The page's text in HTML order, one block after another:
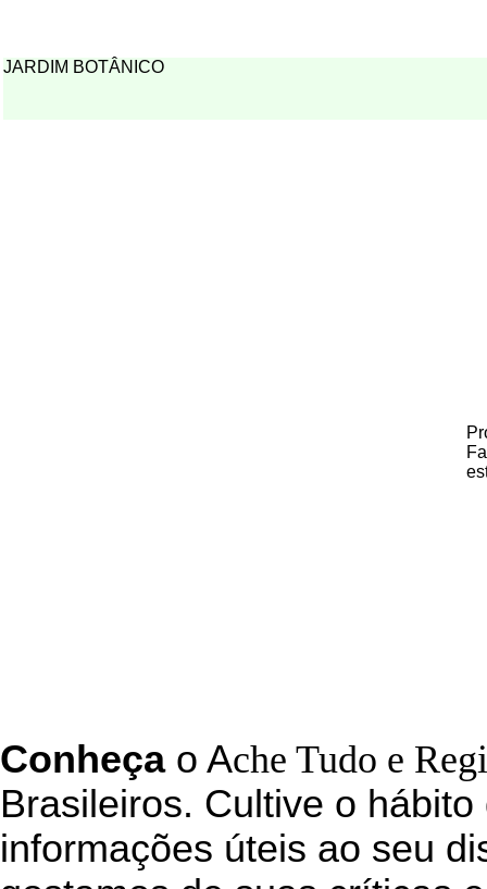
JARDIM BOTÂNICO
Conheçao Ache Tudo e
Brasileiros. Cultive o
informações úteis ao seu